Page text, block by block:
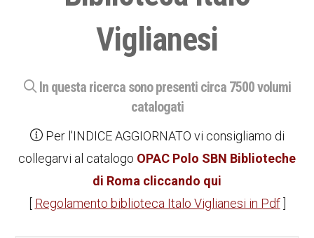
Viglianesi
In questa ricerca sono presenti circa 7500 volumi
catalogati
Per l'INDICE AGGIORNATO vi consigliamo di
collegarvi al catalogo OPAC Polo SBN Biblioteche
di Roma cliccando qui
Regolamento biblioteca Italo Viglianesi in Pdf]